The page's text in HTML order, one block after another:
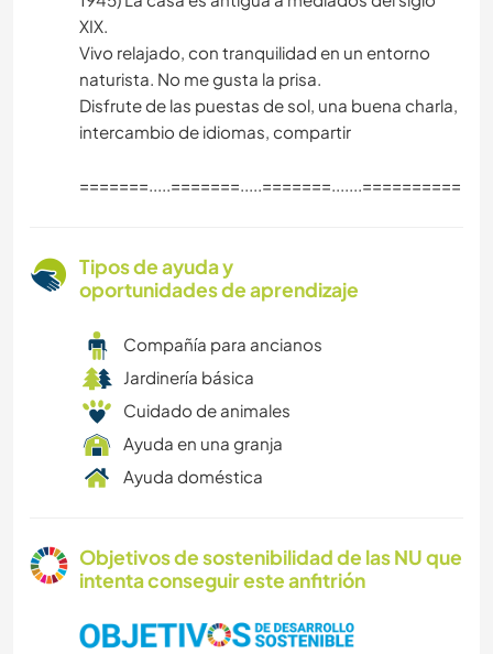
XIX.
Vivo relajado, con tranquilidad en un entorno
naturista. No me gusta la prisa.
Disfrute de las puestas de sol, una buena charla,
intercambio de idiomas, compartir
=======.....=======.....=======.......==========
Tipos de ayuda y
oportunidades de aprendizaje
Compañía para ancianos
Jardinería básica
Cuidado de animales
Ayuda en una granja
Ayuda doméstica
Objetivos de sostenibilidad de las NU que
intenta conseguir este anfitrión